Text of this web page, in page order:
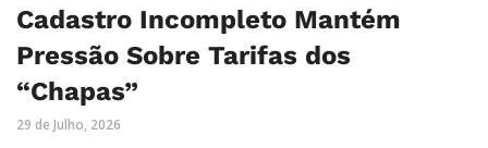
Cadastro Incompleto Mantém
Pressão Sobre Tarifas dos
“Chapas”
29 de Julho, 2026